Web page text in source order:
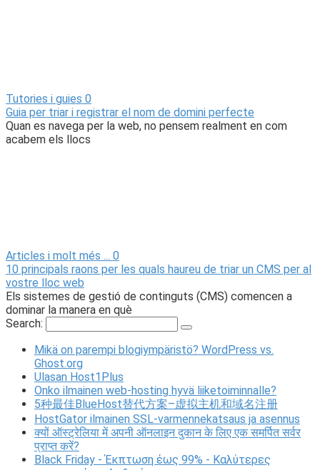
Tutories i guies 0
Guia per triar i registrar el nom de domini perfecte
Quan es navega per la web, no pensem realment en com
acabem els llocs
Articles i molt més ... 0
10 principals raons per les quals haureu de triar un CMS per al
vostre lloc web
Els sistemes de gestió de continguts (CMS) comencen a
dominar la manera en què
Search:
Mikä on parempi blogiympäristö? WordPress vs.
Ghost.org
Ulasan Host1Plus
Onko ilmainen web-hosting hyvä liiketoiminnalle?
5种最佳BlueHost替代方案–虚拟主机和域名注册
HostGator ilmainen SSL-varmennekatsaus ja asennus
क्यों ऑस्ट्रेलिया में अपनी ऑनलाइन दुकान के लिए एक समर्पित सर्वर
प्राप्त करें?
Black Friday - Έκπτωση έως 99% - Καλύτερες